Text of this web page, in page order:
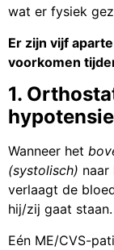
wat er fysiek
Er zijn vijf
voorkomen
1.
hypotensie
Wanneer het
(systolisch) naar
verlaagt de
hij/zij gaat staan.
Eén ME/CVS-